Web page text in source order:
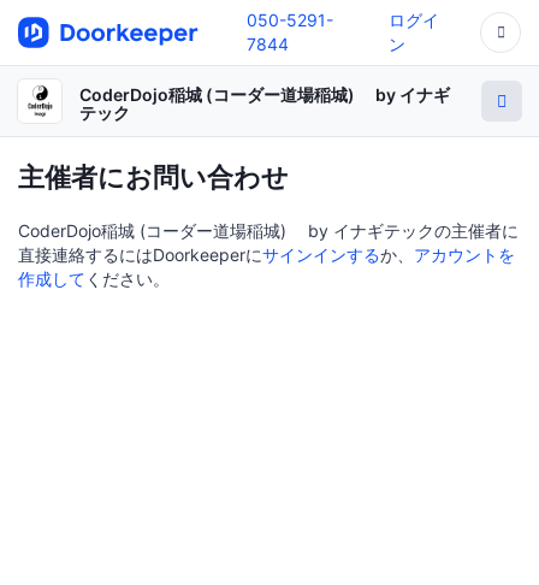
050-5291-
7844
ログイ
ン
CoderDojo稲城 (コーダー道場稲城) by イナギ
テック
主催者にお問い合わせ
CoderDojo稲城 (コーダー道場稲城) by イナギテックの主催者に
直接連絡するにはDoorkeeperにサインインするか、 アカウントを
作成して ください。